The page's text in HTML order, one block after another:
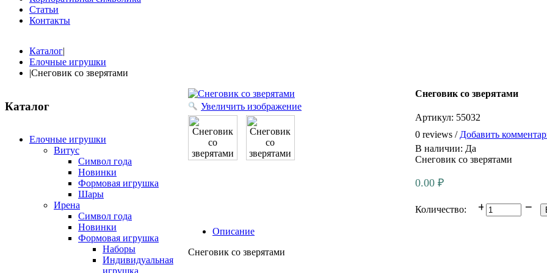
Статьи
Контакты
Каталог|
Елочные игрушки
|Снеговик со зверятами
Каталог
Елочные игрушки
Витус
Символ года
Новинки
Формовая игрушка
Шары
Ирена
Символ года
Новинки
Формовая игрушка
Наборы
Индивидуальная
Увеличить изображение
Снеговик со зверятами
Артикул: 55032
0 reviews / Добавить
В наличии: Да
Снеговик со зверятами
0.00 ₽
Количество:
Описание
Снеговик со зверятами